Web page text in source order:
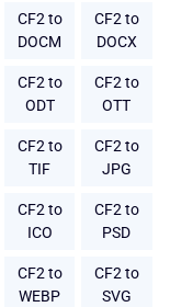
CF2 to
DOCM
CF2 to
DOCX
CF2 to
ODT
CF2 to
OTT
CF2 to
TIF
CF2 to
JPG
CF2 to
ICO
CF2 to
PSD
CF2 to
WEBP
CF2 to
SVG